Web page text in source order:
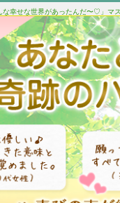
幸せな世界があったんだ〜♡」マ